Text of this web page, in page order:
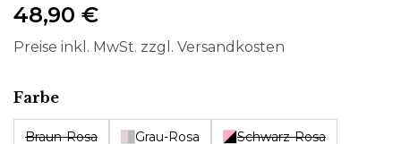
48,90 €
Preise inkl. MwSt. zzgl. Versandkosten
Farbeauswählen
Braun-Rosa Grau-Rosa Schwarz-Rosa